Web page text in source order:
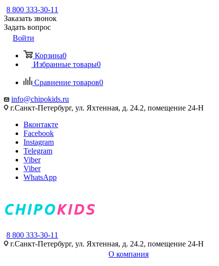
8 800 333-30-11
Заказать звонок
Задать вопрос
Войти
Корзина0
Избранные товары0
Сравнение товаров0
info@chipokids.ru
г.Санкт-Петербург, ул. Яхтенная, д. 24.2, помещение 24-Н
Вконтакте
Facebook
Instagram
Telegram
Viber
Viber
WhatsApp
8 800 333-30-11
г.Санкт-Петербург, ул. Яхтенная, д. 24.2, помещение 24-Н
О компания